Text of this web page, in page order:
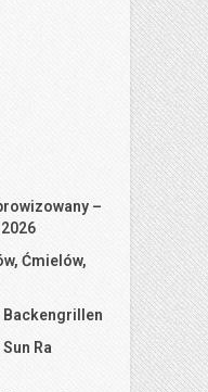
–
Ćmielów,
Backengrillen
Ra